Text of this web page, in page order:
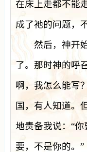
在床上走都不能
成了祂的问题，
然后，神开始
了。那时神的呼
啊，我怎么能写
国，有人知道。
地责备我说： “你
要，不是你的。 ”